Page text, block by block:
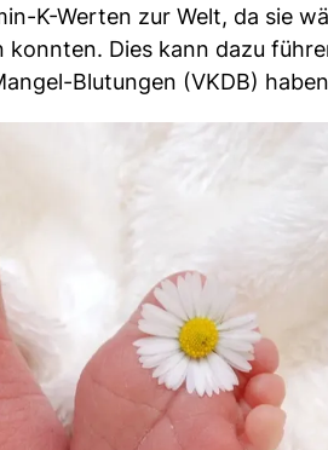
K-Werten zur Welt, da sie
Dies kann dazu
Blutungen (VKDB)